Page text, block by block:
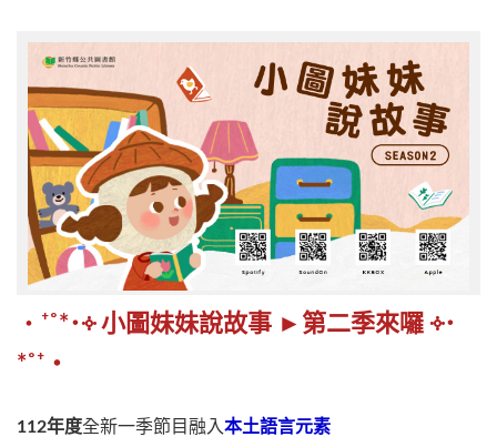
‧ ⁺˚*･༓ 小圖妹妹說故事 ►第二季來囉 ༓･
*˚⁺‧
112年度全新一季節目融入本土語言元素